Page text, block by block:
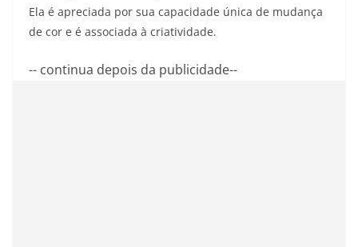
Ela é apreciada por sua capacidade única de mudança
de cor e é associada à criatividade.
-- continua depois da publicidade--